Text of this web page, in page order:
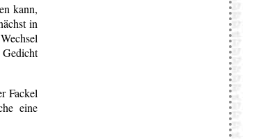
kann,
in
Fackel
eine